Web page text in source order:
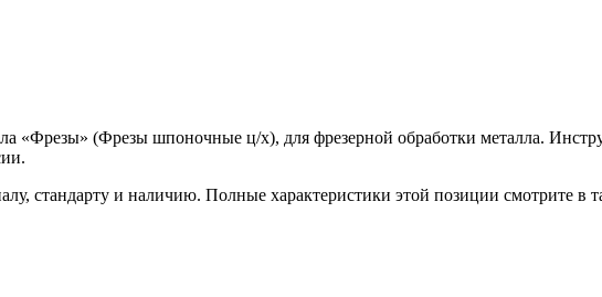
«Фрезы» (Фрезы шпоночные ц/х), для фрезерной обработки металла.
стандарту и наличию. Полные характеристики этой позиции смотрите